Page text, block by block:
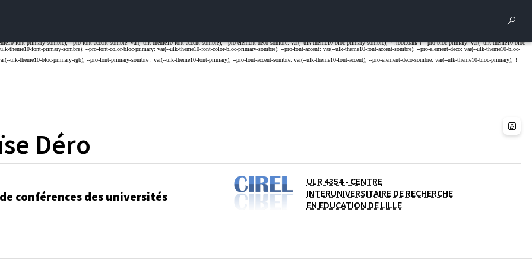
Déro
conférences des universités
ULR 4354 - CENTRE
INTERUNIVERSITAIRE DE RECHERCHE
EN EDUCATION DE LILLE